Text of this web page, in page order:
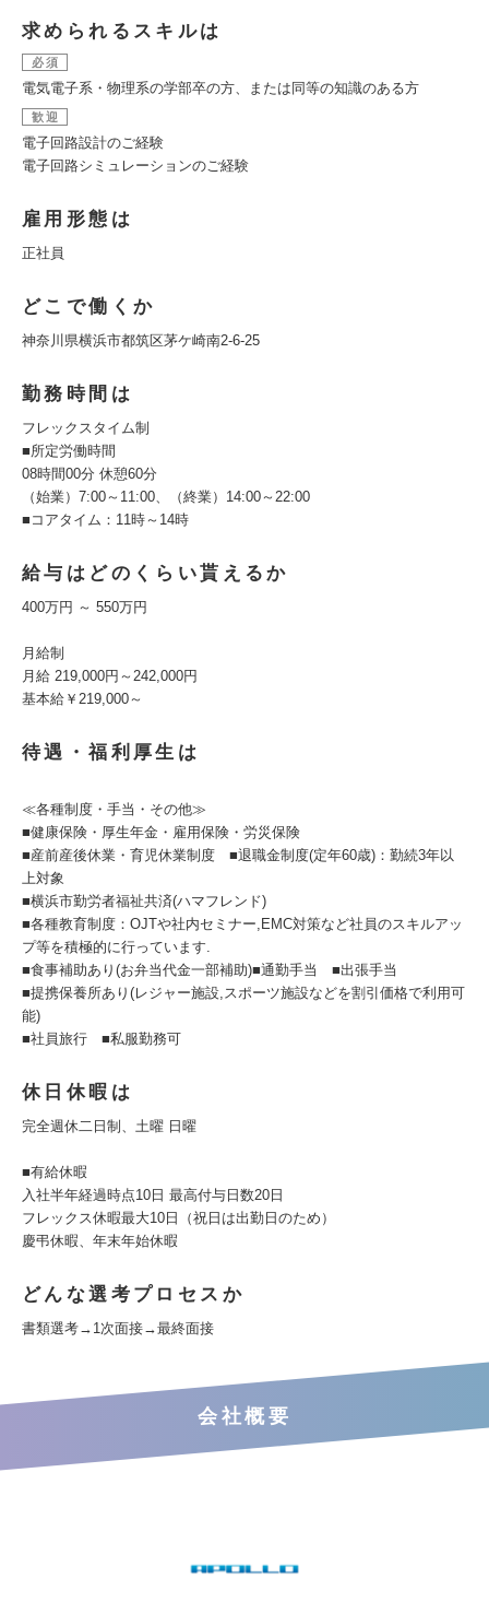
求められるスキルは
必須
電気電子系・物理系の学部卒の方、または同等の知識のある方
歓迎
電子回路設計のご経験
電子回路シミュレーションのご経験
雇用形態は
正社員
どこで働くか
神奈川県横浜市都筑区茅ケ崎南2-6-25
勤務時間は
フレックスタイム制
■所定労働時間
08時間00分 休憩60分
（始業）7:00～11:00、（終業）14:00～22:00
■コアタイム：11時～14時
給与はどのくらい貰えるか
400万円 ～ 550万円
月給制
月給 219,000円～242,000円
基本給￥219,000～
待遇・福利厚生は
≪各種制度・手当・その他≫
■健康保険・厚生年金・雇用保険・労災保険
■産前産後休業・育児休業制度 ■退職金制度(定年60歳)：勤続3年以
上対象
■横浜市勤労者福祉共済(ハマフレンド)
■各種教育制度：OJTや社内セミナー,EMC対策など社員のスキルアッ
プ等を積極的に行っています.
■食事補助あり(お弁当代金一部補助)■通勤手当 ■出張手当
■提携保養所あり(レジャー施設,スポーツ施設などを割引価格で利用可
能)
■社員旅行 ■私服勤務可
休日休暇は
完全週休二日制、土曜 日曜
■有給休暇
入社半年経過時点10日 最高付与日数20日
フレックス休暇最大10日（祝日は出勤日のため）
慶弔休暇、年末年始休暇
どんな選考プロセスか
書類選考→1次面接→最終面接
会社概要